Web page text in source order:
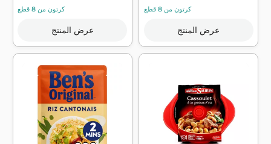
كرتون من 8 قطع
عرض المنتج
كرتون من 8 قطع
عرض المنتج